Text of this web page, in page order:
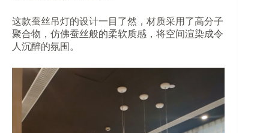
这款蚕丝吊灯的设计一目了然，材质采用了高分子
聚合物，仿佛蚕丝般的柔软质感，将空间渲染成令
人沉醉的氛围。